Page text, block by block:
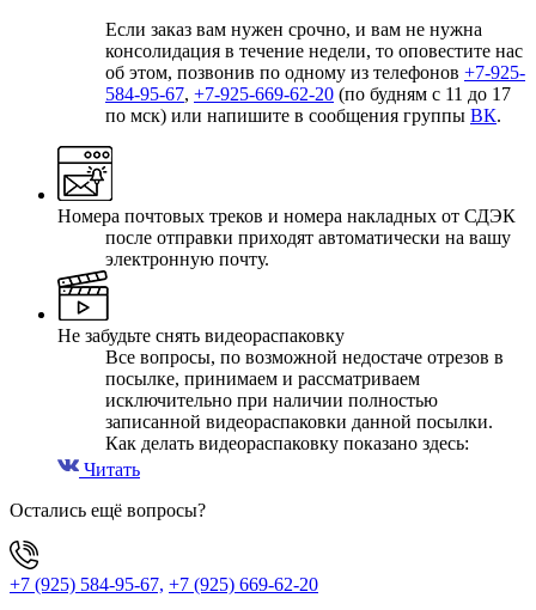
Если заказ вам нужен срочно, и вам не нужна
консолидация в течение недели, то оповестите нас
об этом, позвонив по одному из телефонов +7-925-
584-95-67, +7-925-669-62-20 (по будням с 11 до 17
по мск) или напишите в сообщения группы ВК.
Номера почтовых треков и номера накладных от СДЭК
после отправки приходят автоматически на вашу
электронную почту.
Не забудьте снять видеораспаковку
Все вопросы, по возможной недостаче отрезов в
посылке, принимаем и рассматриваем
исключительно при наличии полностью
записанной видеораспаковки данной посылки.
Как делать видеораспаковку показано здесь:
Читать
Остались ещё вопросы?
+7 (925) 584-95-67, +7 (925) 669-62-20